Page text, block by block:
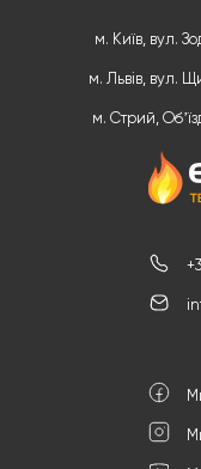
м. Київ, вул.
м. Львів, вул.
м. Стрий,